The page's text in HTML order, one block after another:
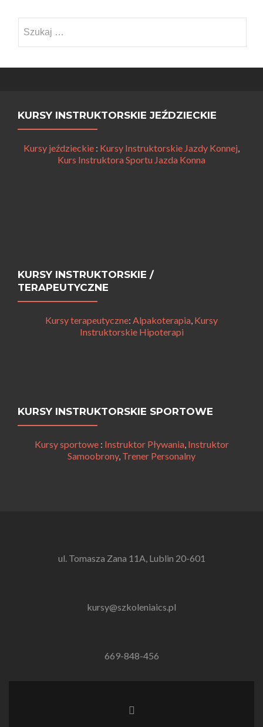
KURSY INSTRUKTORSKIE JEŹDZIECKIE
Kursy jeździeckie : Kursy Instruktorskie Jazdy Konnej,
Kurs Instruktora Sportu Jazda Konna
KURSY INSTRUKTORSKIE /
TERAPEUTYCZNE
Kursy terapeutyczne: Alpakoterapia, Kursy
Instruktorskie Hipoterapi
KURSY INSTRUKTORSKIE SPORTOWE
Kursy sportowe: Instruktor Pływania, Instruktor
Samoobrony, Trener Personalny
ul. Tomasza Zana 11A, Lublin 20-601
kursy@szkoleniaics.pl
669-848-456
Link